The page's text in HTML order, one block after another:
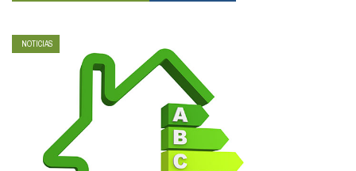
NOTICIAS